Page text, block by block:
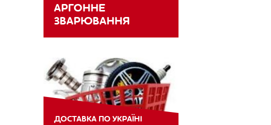
АРГОННЕ
ЗВАРЮВАННЯ
ДОСТАВКА ПО УКРАЇНІ